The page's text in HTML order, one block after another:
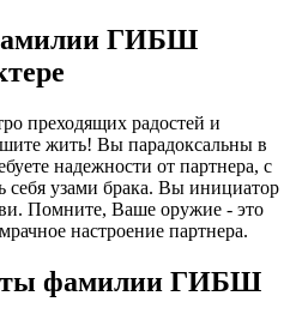
ГИБШ
преходящих радостей и
жить! Вы парадоксальны в
надежности от партнера, с
себя узами брака. Вы инициатор
Помните, Ваше оружие - это
настроение партнера.
фамилии ГИБШ